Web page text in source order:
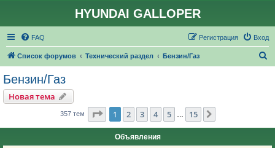
HYUNDAI GALLOPER
FAQ Вход
Регистрация
Список форумов Технический раздел Бензин/Газ
Бензин/Газ
Новая тема
357 тем Страница из 15
1 2 3 4 5 15
Объявления